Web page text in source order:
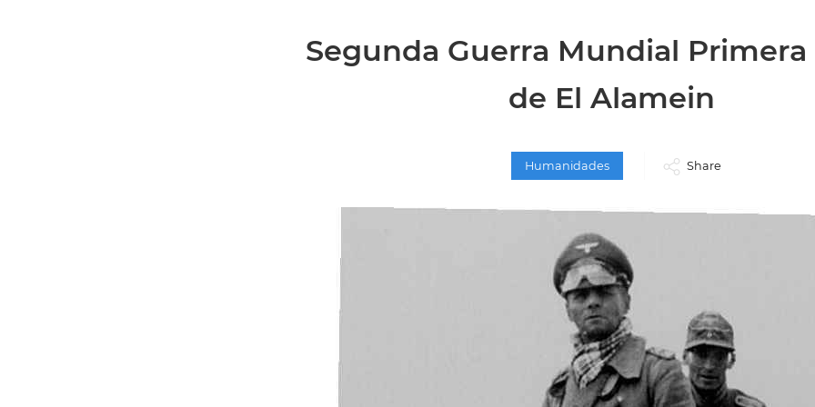
Segunda Guerra Mundial Primera
de El Alamein
Humanidades Share